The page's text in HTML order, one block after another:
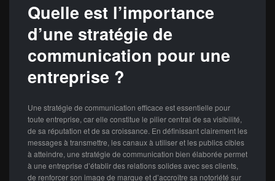
Quelle est l’importance
d’une stratégie de
communication pour une
entreprise ?
Une stratégie de communication efficace est essentielle pour
toute entreprise, car elle constitue le pilier central de sa visibilité,
de sa réputation et de sa croissance. En définissant clairement les
messages à transmettre, les canaux à utiliser et les publics cibles
à atteindre, une stratégie de communication bien élaborée permet
à une entreprise d’établir des relations solides avec ses clients,
de renforcer son image de marque et d’accroître sa notoriété sur